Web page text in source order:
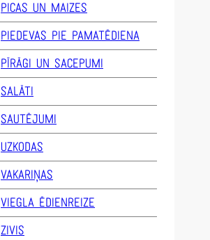
PICAS UN MAIZES
PIEDEVAS PIE PAMATĒDIENA
PĪRĀGI UN SACEPUMI
SALĀTI
SAUTĒJUMI
UZKODAS
VAKARIŅAS
VIEGLA ĒDIENREIZE
ZIVIS